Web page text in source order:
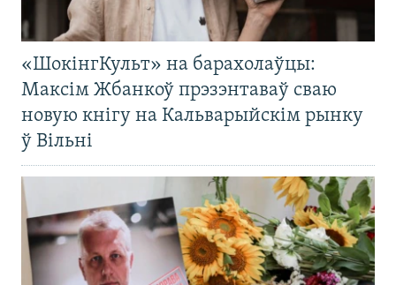
«ШокінгКульт» на барахолаўцы:
Максім Жбанкоў прэзэнтаваў сваю
новую кнігу на Кальварыйскім рынку
ў Вільні